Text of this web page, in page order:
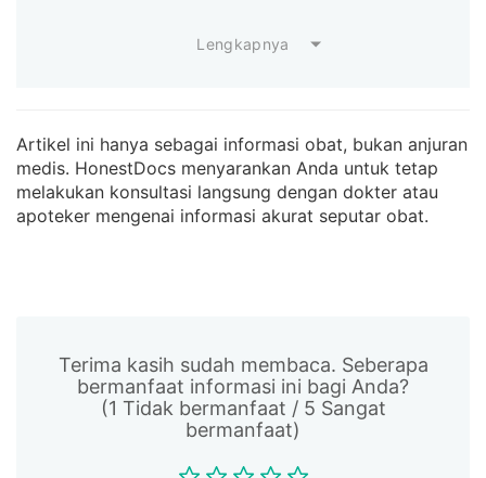
Lengkapnya
Artikel ini hanya sebagai informasi obat, bukan anjuran
medis. HonestDocs menyarankan Anda untuk tetap
melakukan konsultasi langsung dengan dokter atau
apoteker mengenai informasi akurat seputar obat.
Terima kasih sudah membaca. Seberapa
bermanfaat informasi ini bagi Anda?
(1 Tidak bermanfaat / 5 Sangat
bermanfaat)